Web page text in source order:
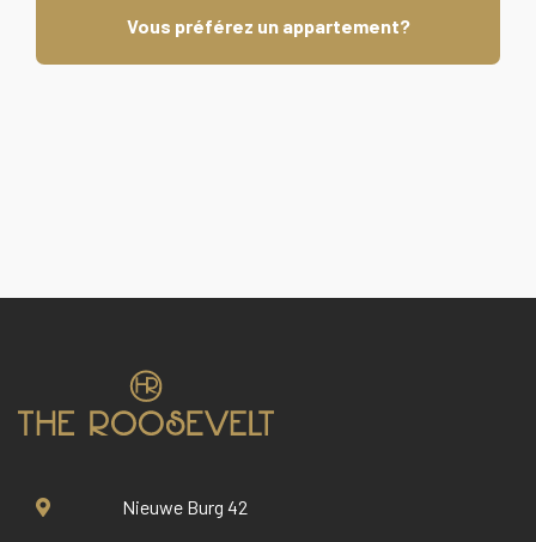
Vous préférez un appartement?
Nieuwe Burg 42